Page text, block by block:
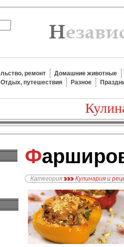
ремонт
Домашние животные
Отдых, путешествия
Разное
Категория Кулинария и